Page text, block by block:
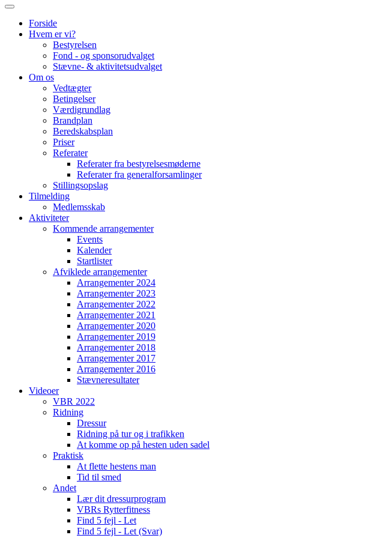
Forside
Hvem er vi?
Bestyrelsen
Fond - og sponsorudvalget
Stævne- & aktivitetsudvalget
Om os
Vedtægter
Betingelser
Værdigrundlag
Brandplan
Beredskabsplan
Priser
Referater
Referater fra bestyrelsesmøderne
Referater fra generalforsamlinger
Stillingsopslag
Tilmelding
Medlemsskab
Aktiviteter
Kommende arrangementer
Events
Kalender
Startlister
Afviklede arrangementer
Arrangementer 2024
Arrangementer 2023
Arrangementer 2022
Arrangementer 2021
Arrangementer 2020
Arrangementer 2019
Arrangementer 2018
Arrangementer 2017
Arrangementer 2016
Stævneresultater
Videoer
VBR 2022
Ridning
Dressur
Ridning på tur og i trafikken
At komme op på hesten uden sadel
Praktisk
At flette hestens man
Tid til smed
Andet
Lær dit dressurprogram
VBRs Rytterfitness
Find 5 fejl - Let
Find 5 fejl - Let (Svar)